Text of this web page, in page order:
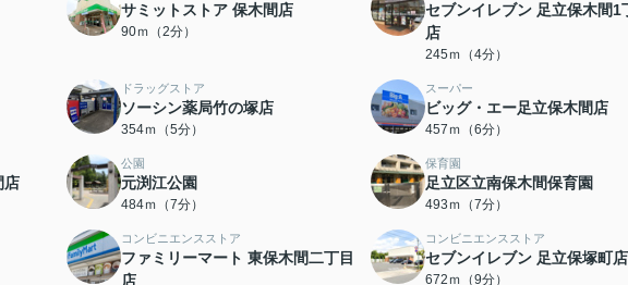
サミットストア 保木間店
90ｍ（2分）
セブンイレブン 足立保木間1
店
245ｍ（4分）
ドラッグストア
ソーシン薬局竹の塚店
354ｍ（5分）
スーパー
ビッグ・エー足立保木間店
457ｍ（6分）
店
公園
元渕江公園
484ｍ（7分）
保育園
足立区立南保木間保育園
493ｍ（7分）
コンビニエンスストア
ファミリーマート 東保木間二丁目
店
コンビニエンスストア
セブンイレブン 足立保塚町店
672ｍ（9分）